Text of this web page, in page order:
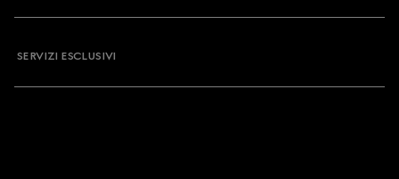
SERVIZI ESCLUSIVI